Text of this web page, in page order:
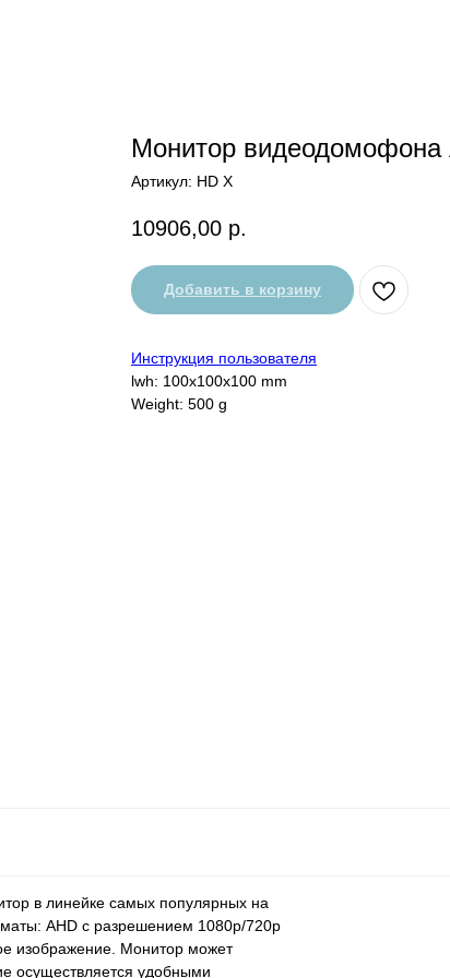
Монитор видеодомофона
Артикул: HD X
10906,00 р.
Добавить в корзину
Инструкция пользователя
lwh: 100x100x100 mm
Weight: 500 g
в линейке самых популярных на
AHD с разрешением 1080p/720p
изображение. Монитор может
осуществляется удобными